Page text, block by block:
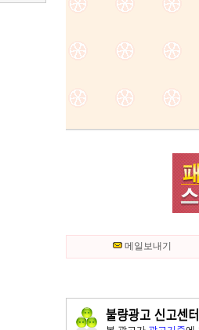
메일보내기